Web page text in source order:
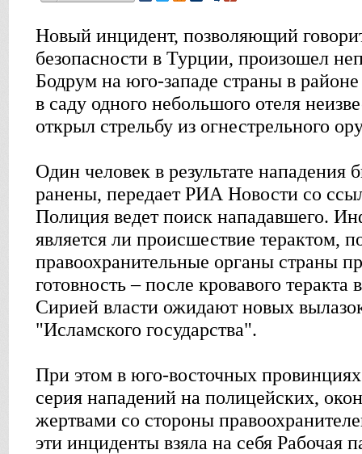
Новый инцидент, позволяющий
безопасности в Турции, произошел
Бодрум на юго-западе страны в
в саду одного небольшого отеля
открыл стрельбу из огнестрельного
Один человек в результате нападения
ранены, передает РИА Новости со
Полиция ведет поиск нападавшего.
является ли происшествие терактом,
правоохранительные органы страны
готовность – после кровавого теракта
Сирией власти ожидают новых
"Исламского государства".
При этом в юго-восточных
серия нападений на полицейских,
жертвами со стороны
эти инциденты взяла на себя Рабочая